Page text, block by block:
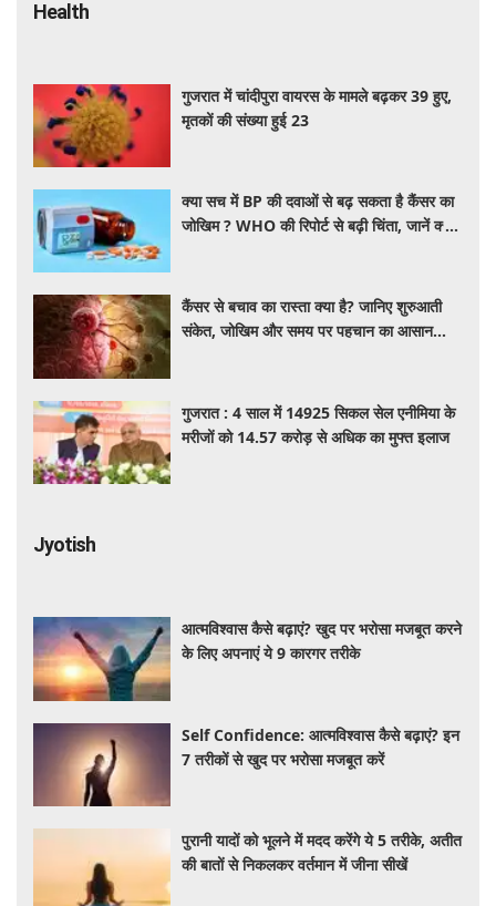
Health
गुजरात में चांदीपुरा वायरस के मामले बढ़कर 39 हुए,
मृतकों की संख्या हुई 23
क्या सच में BP की दवाओं से बढ़ सकता है कैंसर का
जोखिम ? WHO की रिपोर्ट से बढ़ी चिंता, जानें क्या
कैंसर से बचाव का रास्ता क्या है? जानिए शुरुआती
संकेत, जोखिम और समय पर पहचान का आसान
गुजरात : 4 साल में 14925 सिकल सेल एनीमिया के
मरीजों को 14.57 करोड़ से अधिक का मुफ्त इलाज
Jyotish
आत्मविश्वास कैसे बढ़ाएं? खुद पर भरोसा मजबूत करने
के लिए अपनाएं ये 9 कारगर तरीके
Self Confidence: आत्मविश्वास कैसे बढ़ाएं? इन
7 तरीकों से खुद पर भरोसा मजबूत करें
पुरानी यादों को भूलने में मदद करेंगे ये 5 तरीके, अतीत
की बातों से निकलकर वर्तमान में जीना सीखें